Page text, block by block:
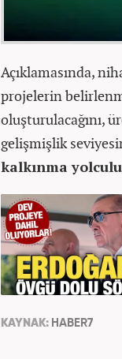
Açıklamasında,
projelerin
oluşturulacağını,
gelişmişlik
kalkınma
KAYNAK: HABER7